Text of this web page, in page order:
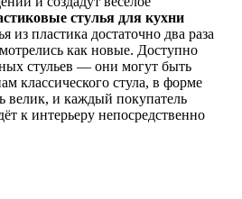
стулья для кухни
из пластика достаточно два раза
как новые. Доступно
стульев — они могут быть
классического стула, в форме
велик, и каждый покупатель
к интерьеру непосредственно